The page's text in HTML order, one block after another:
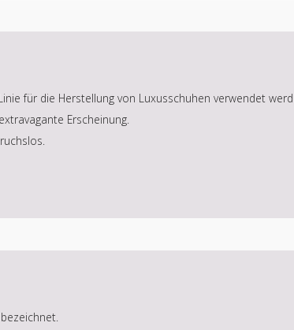
für die Herstellung von Luxusschuhen verwendet
Erscheinung.